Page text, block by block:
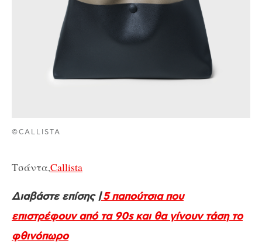
©CALLISTA
Τσάντα,Callista
Διαβάστε επίσης |5 παπούτσια που
επιστρέφουν από τα 90s και θα γίνουν τάση το
φθινόπωρο